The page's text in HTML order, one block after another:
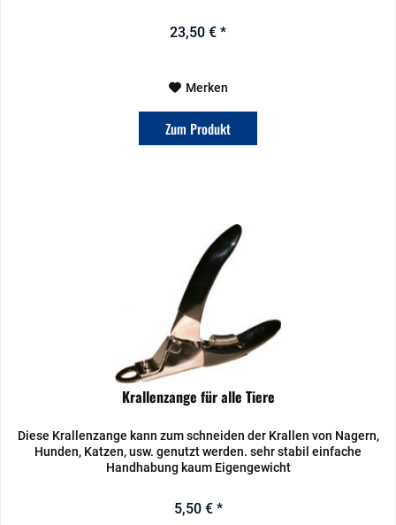
23,50 € *
Merken
Zum Produkt
Krallenzange für alle Tiere
Diese Krallenzange kann zum schneiden der Krallen von Nagern,
Hunden, Katzen, usw. genutzt werden. sehr stabil einfache
Handhabung kaum Eigengewicht
5,50 € *